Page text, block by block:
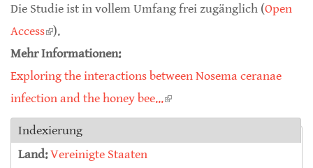
Die Studie ist in vollem Umfang frei zugänglich (Open
Access(link is external)
).
Mehr Informationen:
Exploring the interactions between Nosema ceranae
infection and the honey bee...(link is external)
Indexierung
Land:Vereinigte Staaten